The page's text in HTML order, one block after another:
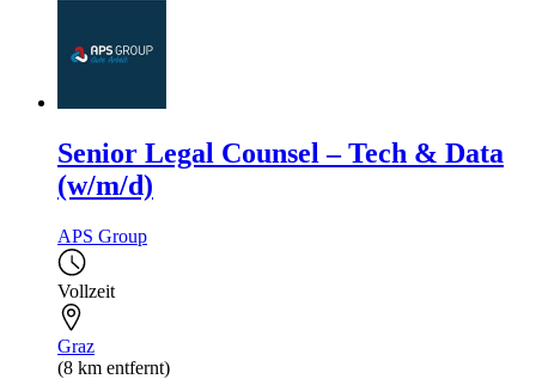
Senior Legal Counsel – Tech & Data
(w/m/d)
APS Group
Vollzeit
Graz
(8 km entfernt)